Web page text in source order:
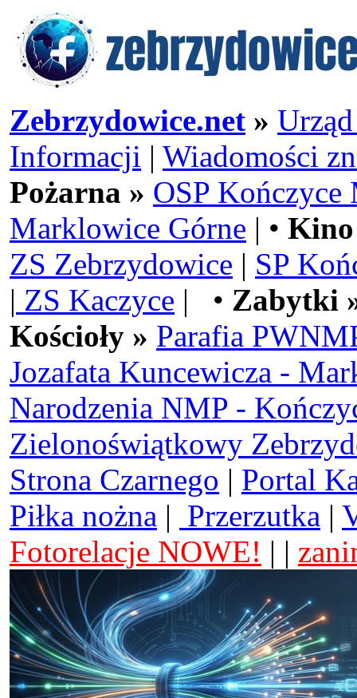
Zebrzydowice.net »
Informacji | Wiadomości
Pożarna » OSP Kończyce
Marklowice Górne | •
ZS Zebrzydowice | SP
| ZS Kaczyce | • Zabytki
Kościoły » Parafia
Jozafata Kuncewicza -
Narodzenia NMP -
Zielonoświątkowy
Strona Czarnego | Portal
Piłka nożna | Przerzutka |
Fotorelacje NOWE! | |